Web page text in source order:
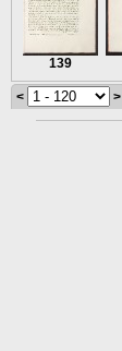
139
< >